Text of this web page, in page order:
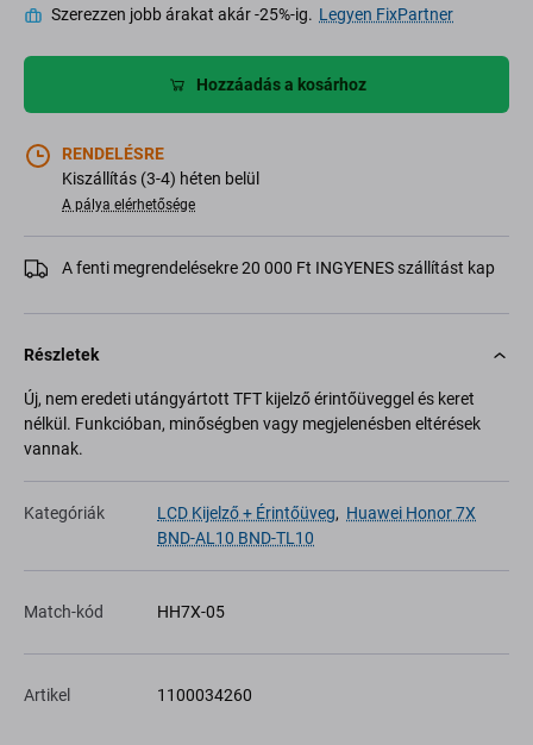
Szerezzen jobb árakat akár -25%-ig. Legyen FixPartner
Hozzáadás a kosárhoz
RENDELÉSRE
Kiszállítás (3-4) héten belül
A pálya elérhetősége
A fenti megrendelésekre 20 000 Ft INGYENES szállítást kap
Részletek
Új, nem eredeti utángyártott TFT kijelző érintőüveggel és keret
nélkül. Funkcióban, minőségben vagy megjelenésben eltérések
vannak.
Kategóriák LCD Kijelző + Érintőüveg, Huawei Honor 7X
BND-AL10 BND-TL10
Match-kód HH7X-05
Artikel 1100034260